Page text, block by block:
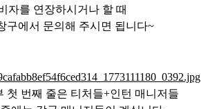
자를 연장하시거나 할 때
구에서 문의해 주시면 됩니다~
첫 번째 줄은 티처들+인턴 매니저들